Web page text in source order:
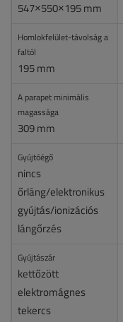
547×550×195 mm
Homlokfelület-távolság a
faltól
195 mm
A parapet minimális
magassága
309 mm
Gyújtóégő
nincs
őrláng/elektronikus
gyújtás/ionizációs
lángőrzés
Gyújtászár
kettőzött
elektromágnes
tekercs